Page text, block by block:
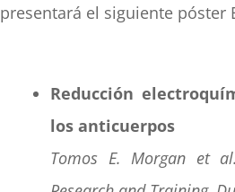
presentará el siguiente póster
Reducción
los anticuerpos
Tomos E. Morgan et